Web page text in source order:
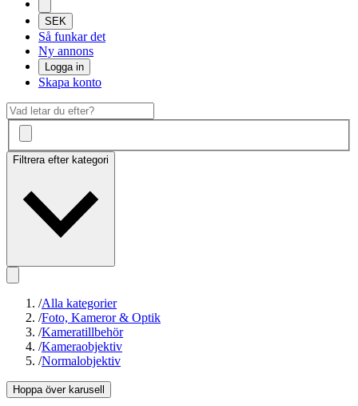
SEK
Så funkar det
Ny annons
Logga in
Skapa konto
Filtrera efter kategori
/Alla kategorier
/Foto, Kameror & Optik
/Kameratillbehör
/Kameraobjektiv
/Normalobjektiv
Hoppa över karusell